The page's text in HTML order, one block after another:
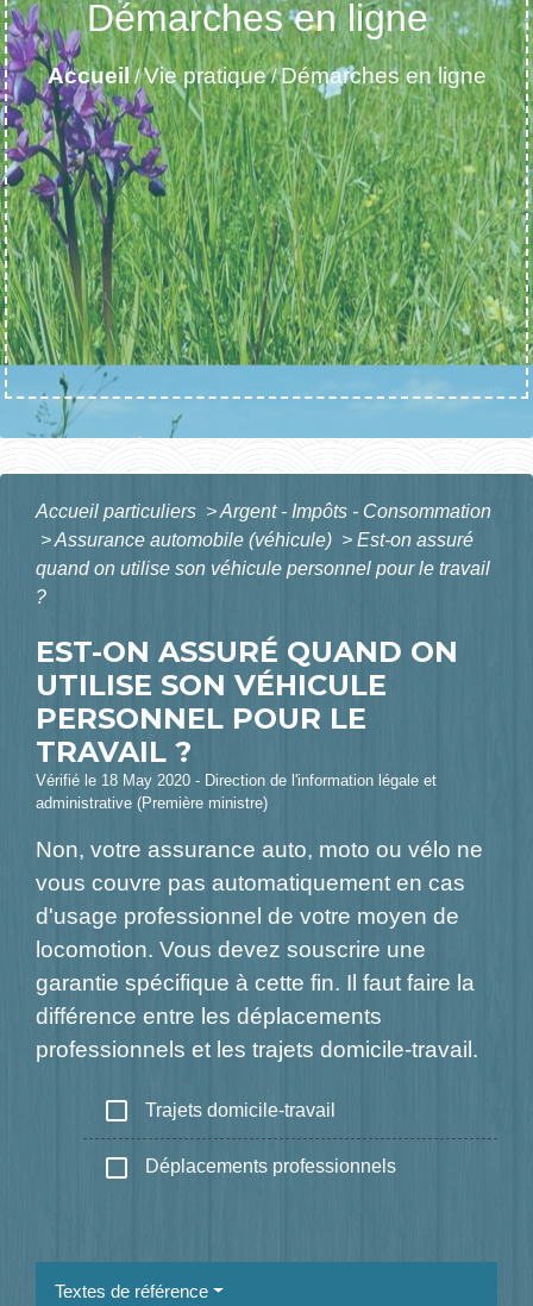
Démarches en ligne
Accueil /Vie pratique/Démarches en ligne
Accueil particuliers >Argent - Impôts - Consommation
>Assurance automobile (véhicule) > Est-on assuré
quand on utilise son véhicule personnel pour le travail
?
EST-ON ASSURÉ QUAND ON
UTILISE SON VÉHICULE
PERSONNEL POUR LE
TRAVAIL ?
Vérifié le 18 May 2020 - Direction de l'information légale et
administrative (Première ministre)
Non, votre assurance auto, moto ou vélo ne
vous couvre pas automatiquement en cas
d'usage professionnel de votre moyen de
locomotion. Vous devez souscrire une
garantie spécifique à cette fin. Il faut faire la
différence entre les déplacements
professionnels et les trajets domicile-travail.
check_box_outline_blank Trajets domicile-travail
check_box_outline_blank Déplacements professionnels
Textes de référence